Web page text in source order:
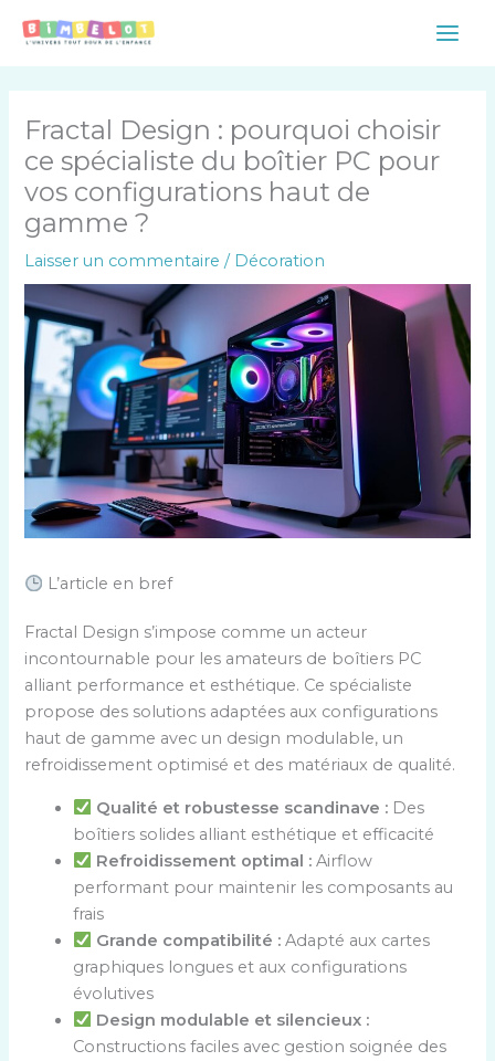
Main
Fractal Design : pourquoi choisir
ce spécialiste du boîtier PC pour
vos configurations haut de
gamme ?
Laisser un commentaire / Décoration
L’article en bref
Fractal Design s’impose comme un acteur
incontournable pour les amateurs de boîtiers PC
alliant performance et esthétique. Ce spécialiste
propose des solutions adaptées aux configurations
haut de gamme avec un design modulable, un
refroidissement optimisé et des matériaux de qualité.
Qualité et robustesse scandinave :Des
boîtiers solides alliant esthétique et efficacité
Refroidissement optimal :Airflow
performant pour maintenir les composants au
frais
Grande compatibilité :Adapté aux cartes
graphiques longues et aux configurations
évolutives
Design modulable et silencieux :
Constructions faciles avec gestion soignée des